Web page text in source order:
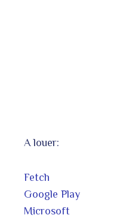
A louer:
Fetch
Google Play
Microsoft